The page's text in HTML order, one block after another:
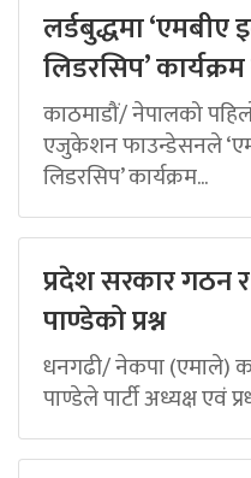
लर्डबुद्धमा
लिडरसिप’
काठमाडौं/ नेपालको
एजुकेशन फाउन्डेसनले
लिडरसिप’ कार्यक्रम...
प्रदेश सरकार गठन
पाण्डेको प्रश्न
धनगढी/ नेकपा (एमाले)
पाण्डेले पार्टी अध्यक्ष एवं